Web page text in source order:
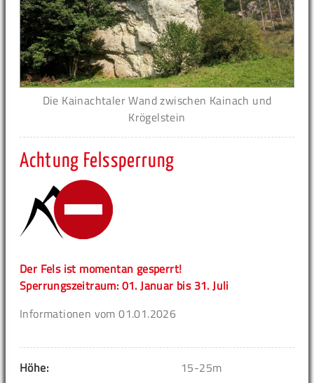
Die Kainachtaler Wand zwischen Kainach und
Krögelstein
Achtung Felssperrung
Der Fels ist momentan gesperrt!
Sperrungszeitraum: 01. Januar bis 31. Juli
Informationen vom 01.01.2026
Höhe:
15-25m